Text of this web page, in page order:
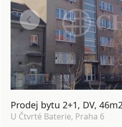
U Čtvrté Baterie, Praha 6